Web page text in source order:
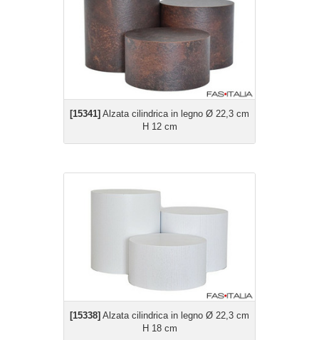
[15341] Alzata cilindrica in legno Ø 22,3 cm
H 12 cm
[15338] Alzata cilindrica in legno Ø 22,3 cm
H 18 cm